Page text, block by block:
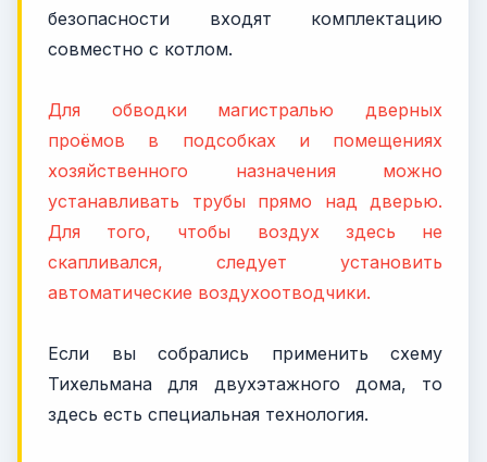
безопасности входят комплектацию
совместно с котлом.
Для обводки магистралью дверных
проёмов в подсобках и помещениях
хозяйственного назначения можно
устанавливать трубы прямо над дверью.
Для того, чтобы воздух здесь не
скапливался, следует установить
автоматические воздухоотводчики.
Если вы собрались применить схему
Тихельмана для двухэтажного дома, то
здесь есть специальная технология.